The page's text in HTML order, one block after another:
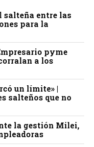
salteña entre las
para la
pyme
a los
un límite» |
salteños que no
la gestión Milei,